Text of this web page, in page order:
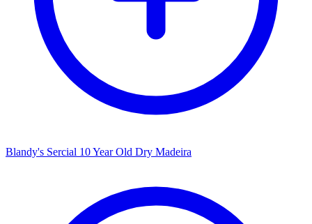
Blandy's Sercial 10 Year Old Dry Madeira